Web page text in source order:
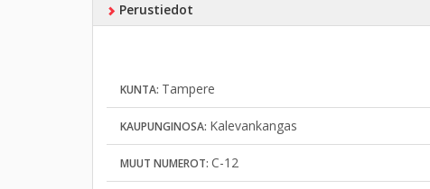
Perustiedot
KUNTA: Tampere
KAUPUNGINOSA: Kalevankangas
MUUT NUMEROT: C-12